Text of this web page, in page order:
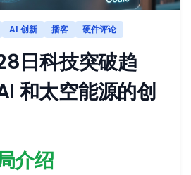
AI 创新 播客 硬件评论
日科技突破趋
和太空能源的创
介绍